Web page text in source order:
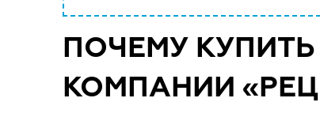
ПОЧЕМУ
КОМПАНИИ